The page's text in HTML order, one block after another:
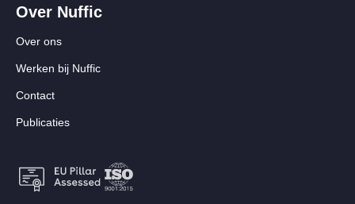
Over Nuffic
Over ons
Werken bij Nuffic
Contact
Publicaties